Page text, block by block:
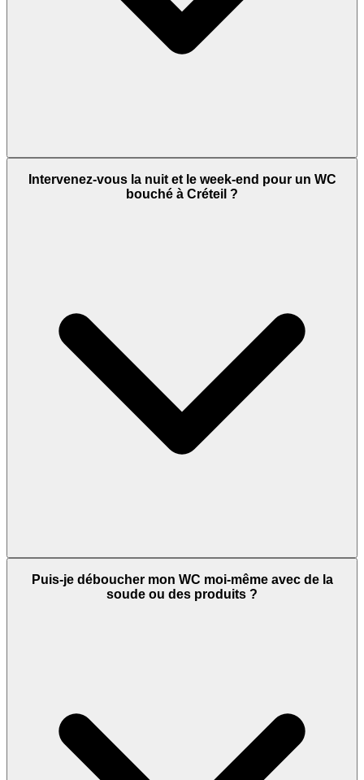
Intervenez-vous la nuit et le week-end pour un WC
bouché à Créteil ?
Puis-je déboucher mon WC moi-même avec de la
soude ou des produits ?